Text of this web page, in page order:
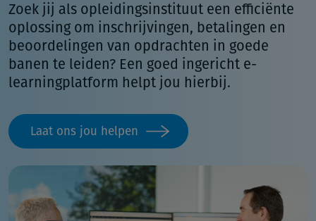
Zoek jij als opleidingsinstituut een efficiënte
oplossing om inschrijvingen, betalingen en
beoordelingen van opdrachten in goede
banen te leiden? Een goed ingericht e-
learningplatform helpt jou hierbij.
Laat ons jou helpen